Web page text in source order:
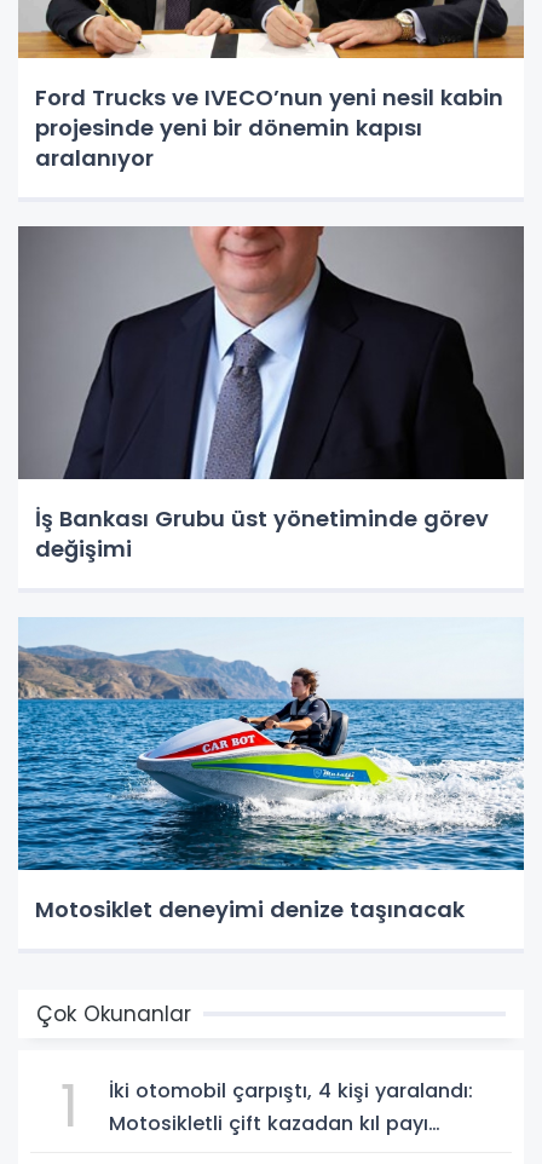
Ford Trucks ve IVECO’nun yeni nesil kabin
projesinde yeni bir dönemin kapısı
aralanıyor
İş Bankası Grubu üst yönetiminde görev
değişimi
Motosiklet deneyimi denize taşınacak
Çok Okunanlar
1
İki otomobil çarpıştı, 4 kişi yaralandı:
Motosikletli çift kazadan kıl payı